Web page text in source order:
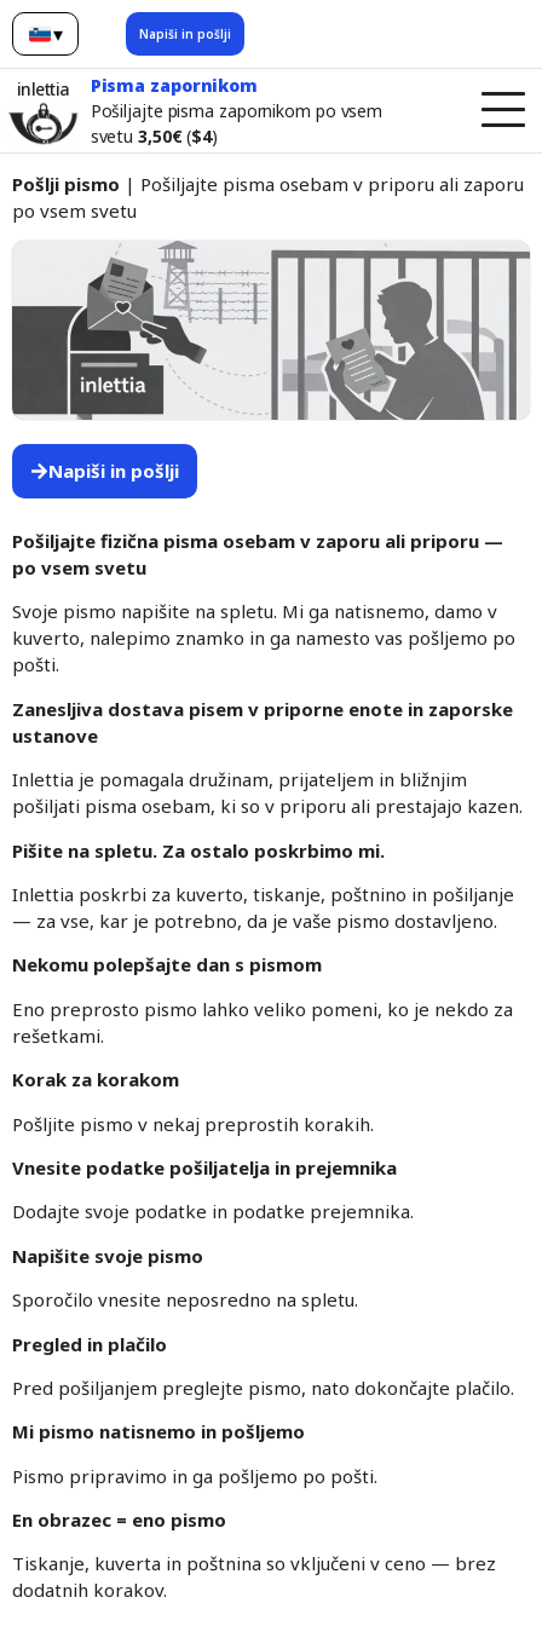
▾
slovenščinaNapiši in pošlji
inlettia
Pisma zapornikom
Pošiljajte pisma zapornikom po vsem
svetu 3,50€($4)
Pošlji pismo | Pošiljajte pisma osebam v priporu ali zaporu
po vsem svetu
Napiši in pošlji
Pošiljajte fizična pisma osebam v zaporu ali priporu —
po vsem svetu
Svoje pismo napišite na spletu. Mi ga natisnemo, damo v
kuverto, nalepimo znamko in ga namesto vas pošljemo po
pošti.
Zanesljiva dostava pisem v priporne enote in zaporske
ustanove
Inlettia je pomagala družinam, prijateljem in bližnjim
pošiljati pisma osebam, ki so v priporu ali prestajajo kazen.
Pišite na spletu. Za ostalo poskrbimo mi.
Inlettia poskrbi za kuverto, tiskanje, poštnino in pošiljanje
— za vse, kar je potrebno, da je vaše pismo dostavljeno.
Nekomu polepšajte dan s pismom
Eno preprosto pismo lahko veliko pomeni, ko je nekdo za
rešetkami.
Korak za korakom
Pošljite pismo v nekaj preprostih korakih.
Vnesite podatke pošiljatelja in prejemnika
Dodajte svoje podatke in podatke prejemnika.
Napišite svoje pismo
Sporočilo vnesite neposredno na spletu.
Pregled in plačilo
Pred pošiljanjem preglejte pismo, nato dokončajte plačilo.
Mi pismo natisnemo in pošljemo
Pismo pripravimo in ga pošljemo po pošti.
En obrazec = eno pismo
Tiskanje, kuverta in poštnina so vključeni v ceno — brez
dodatnih korakov.